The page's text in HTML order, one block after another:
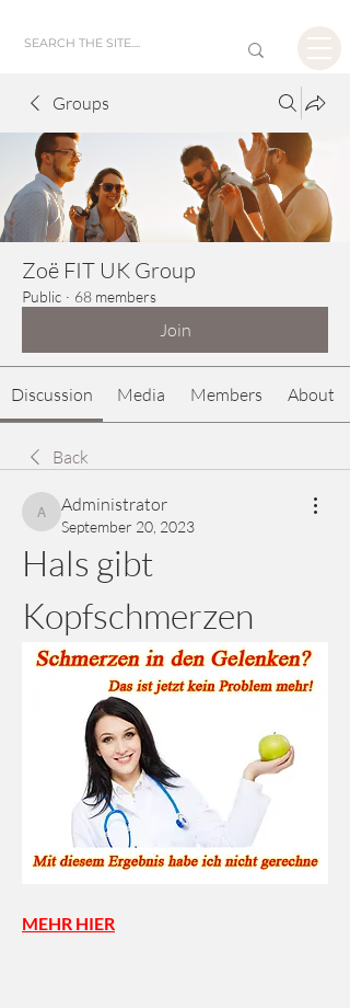
Groups
Zoë FIT UK Group
Public · 68 members
Join
Discussion Media Members About
Back
Administrator
Administrator
September 20, 2023
Hals gibt
Kopfschmerzen
MEHR HIER